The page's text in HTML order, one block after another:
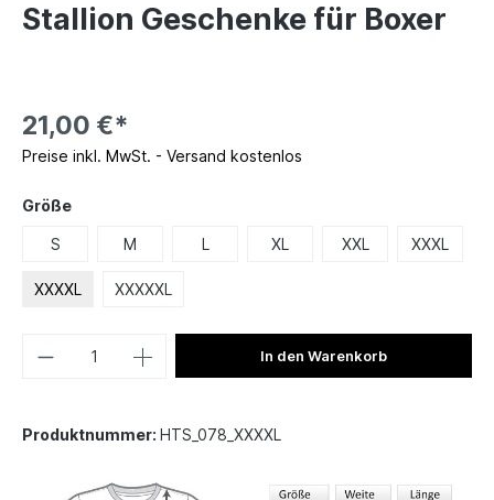
Stallion Geschenke für Boxer
21,00 €*
Preise inkl. MwSt. - Versand kostenlos
Größe
S M L XL XXL XXXL
XXXXL XXXXXL
In den Warenkorb
Produktnummer: HTS_078_XXXXL